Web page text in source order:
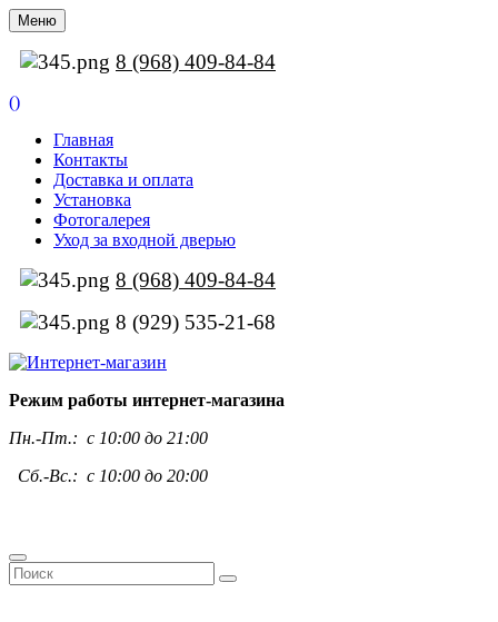
Меню
8 (968) 409-84-84
()
Главная
Контакты
Доставка и оплата
Установка
Фотогалерея
Уход за входной дверью
8 (968) 409-84-84
8 (929) 535-21-68
Режим работы интернет-магазина
Пн.-Пт.: с 10:00 до 21:00
Сб.-Вс.: с 10:00 до 20:00